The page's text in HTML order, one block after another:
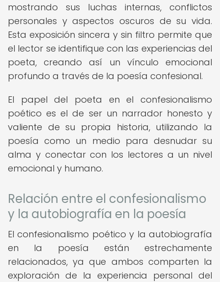
mostrando sus luchas internas, conflictos
personales y aspectos oscuros de su vida.
Esta exposición sincera y sin filtro permite que
el lector se identifique con las experiencias del
poeta, creando así un vínculo emocional
profundo a través de la poesía confesional.
El papel del poeta en el confesionalismo
poético es el de ser un narrador honesto y
valiente de su propia historia, utilizando la
poesía como un medio para desnudar su
alma y conectar con los lectores a un nivel
emocional y humano.
Relación entre el confesionalismo
y la autobiografía en la poesía
El confesionalismo poético y la autobiografía
en la poesía están estrechamente
relacionados, ya que ambos comparten la
exploración de la experiencia personal del